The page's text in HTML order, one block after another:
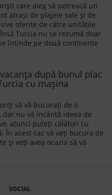
care aleg să petreacă un
atrași de plajele sale și de
oferite de către unitățile
Turcia nu se rezumă doar
întinde pe două continente
care fac ca această
de apreciată de către
lume, situându-se pe locul
mai vizitate țări din lume.
după bunul plac
cu mașina
să vă bucurați de o
dar nu vă încântă ideea de
atunci puteți călători cu
În acest caz vă veți bucura de
și veți avea ocazia să vă
veți putea vizita și alte locuri
SOCIAL